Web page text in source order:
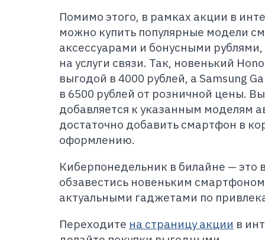
Помимо этого, в рамках акции в
можно купить популярные модели
аксессуарами и бонусными
на услуги связи. Так, новенький
выгодой в 4000 рублей, а Samsung
в 6500 рублей от розничной цены.
добавляется к указанным моделям
достаточно добавить смартфон в
оформлению.
Киберпонедельник в билайне — это
обзавестись новеньким
актуальными гаджетами по
Переходите на страницу акции в